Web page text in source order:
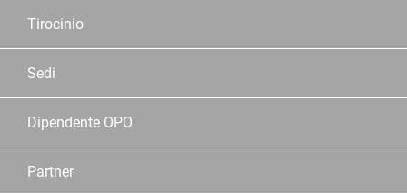
Tirocinio
Sedi
Dipendente OPO
Partner